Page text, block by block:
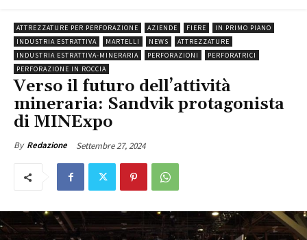
ATTREZZATURE PER PERFORAZIONE AZIENDE FIERE
IN PRIMO PIANO
INDUSTRIA ESTRATTIVA
MARTELLI NEWS
ATTREZZATURE
INDUSTRIA ESTRATTIVA-MINERARIA
PERFORAZIONI
PERFORATRICI
PERFORAZIONE IN ROCCIA
Verso il futuro dell’attività
mineraria: Sandvik protagonista
di MINExpo
By Redazione Settembre 27, 2024